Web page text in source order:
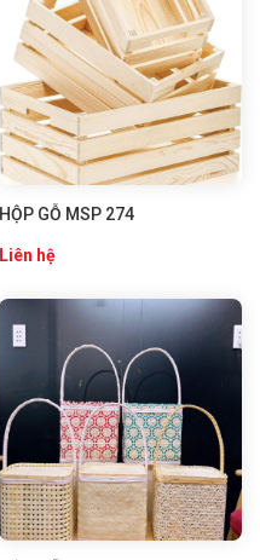
HỘP GỖ MSP 274
Liên hệ